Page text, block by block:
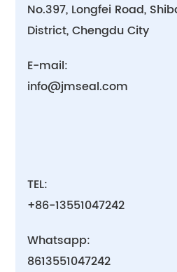
No.397, Longfei Road,
District, Chengdu City
E-mail:
info@jmseal.com
TEL:
+86-13551047242
Whatsapp:
8613551047242